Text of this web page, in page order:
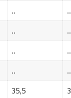
.. ..
.. ..
.. ..
.. ..
35,5